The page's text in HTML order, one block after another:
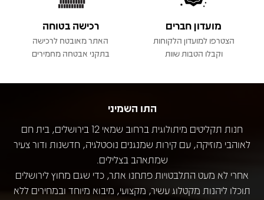
מועדון חברים
הצטרפו למועדון הלקוחות
וקבלו הטבות שוות
רכישה בטוחה
האתר מאובטח לרכישה
בתקני אבטחה מחמירים
התו השמיני
חנות תקליטים מיתולוגית ברחוב שמאי 12 בירושלים, בית חם
לאוהבי מוזיקה, עם קירות שמנגנים נוסטלגיה, חדשנות ודור צעיר
שמתאהב בצלילים.
אחרי לא מעט התלבטויות פתחנו אתר, כדי שגם מחוץ לירושלים
תוכלו ליהנות מקטלוג עשיר, מקצועי, מיבוא מיוחד ובמחירים ללא